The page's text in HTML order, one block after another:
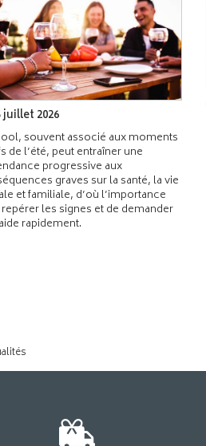
juillet 2026
souvent associé aux moments
de l’été, peut entraîner une
progressive aux
graves sur la santé, la vie
et familiale, d’où l’importance
repérer les signes et de demander
rapidement.